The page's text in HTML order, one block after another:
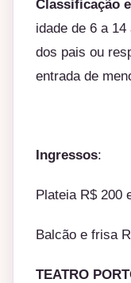
Classificação
idade de 6 a
dos pais ou
entrada de
Ingressos:
Plateia R$ 200
Balcão e frisa
TEATRO